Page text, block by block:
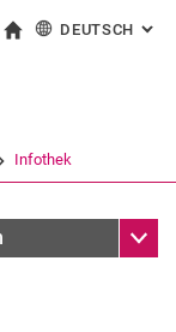
zu: Inhalt
direkt zu: Suche
direkt zu:
Link in einem
DEUTSCH :
Infothek